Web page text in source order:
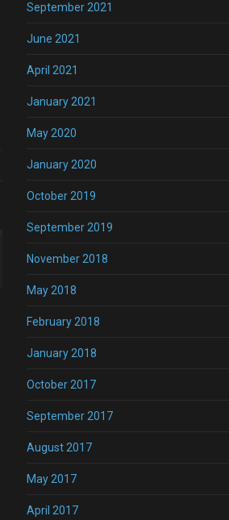
September 2021
June 2021
April 2021
January 2021
May 2020
January 2020
October 2019
September 2019
November 2018
May 2018
February 2018
January 2018
October 2017
September 2017
August 2017
May 2017
April 2017